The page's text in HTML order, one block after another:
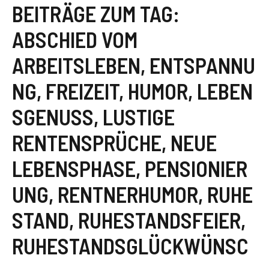
BEITRÄGE ZUM TAG:
ABSCHIED VOM
ARBEITSLEBEN, ENTSPANNU
NG, FREIZEIT, HUMOR, LEBEN
SGENUSS, LUSTIGE
RENTENSPRÜCHE, NEUE
LEBENSPHASE, PENSIONIER
UNG, RENTNERHUMOR, RUHE
STAND, RUHESTANDSFEIER,
RUHESTANDSGLÜCKWÜNSC